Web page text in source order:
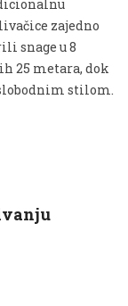
zajedno
snage u 8
25 metara, dok
stilom.